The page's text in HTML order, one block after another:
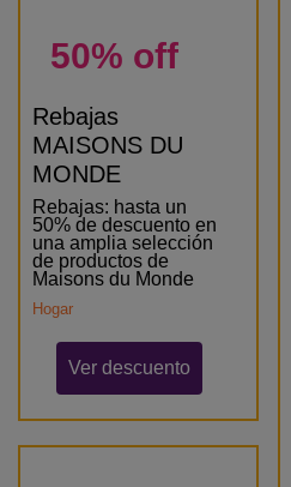
50% off
Rebajas
MAISONS DU
MONDE
Rebajas: hasta un
50% de descuento en
una amplia selección
de productos de
Maisons du Monde
Hogar
Ver descuento